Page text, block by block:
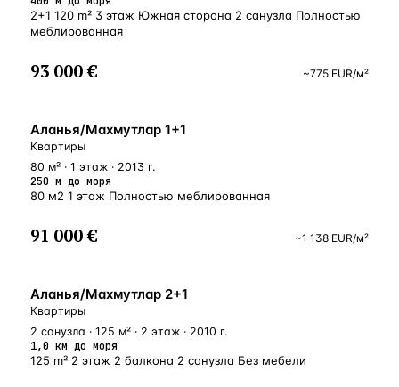
2+1 120 m² 3 этаж Южная сторона 2 санузла Полностью
меблированная
93 000 € ~775 EUR/м²
У МОРЯ
Аланья/Махмутлар 1+1
Квартиры
80 м² · 1 этаж · 2013 г.
250 м до моря
80 м2 1 этаж Полностью меблированная
91 000 € ~1 138 EUR/м²
БЛИЗКО К МОРЮ
Аланья/Махмутлар 2+1
Квартиры
2 санузла · 125 м² · 2 этаж · 2010 г.
1,0 км до моря
125 m² 2 этаж 2 балкона 2 санузла Без мебели